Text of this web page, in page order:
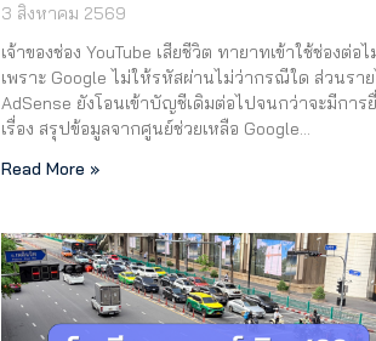
3 สิงหาคม 2569
เจ้าของช่อง YouTube เสียชีวิต ทายาทเข้าใช้ช่องต่อ
เพราะ Google ไม่ให้รหัสผ่านไม่ว่ากรณีใด ส่วนรา
AdSense ยังโอนเข้าบัญชีเดิมต่อไปจนกว่าจะมีการ
เรื่อง สรุปข้อมูลจากศูนย์ช่วยเหลือ Google…
Read More »